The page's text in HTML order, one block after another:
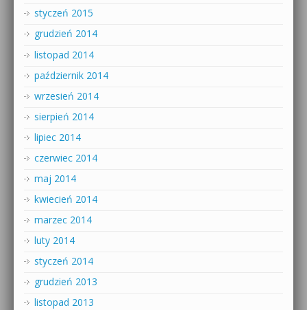
styczeń 2015
grudzień 2014
listopad 2014
październik 2014
wrzesień 2014
sierpień 2014
lipiec 2014
czerwiec 2014
maj 2014
kwiecień 2014
marzec 2014
luty 2014
styczeń 2014
grudzień 2013
listopad 2013